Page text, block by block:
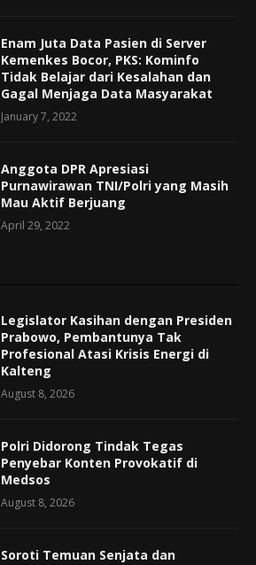
Enam Juta Data Pasien di Server
Kemenkes Bocor, PKS: Kominfo
Tidak Belajar dari Kesalahan dan
Gagal Menjaga Data Masyarakat
January 7, 2022
Anggota DPR Apresiasi
Purnawirawan TNI/Polri yang Masih
Mau Aktif Berjuang
April 29, 2022
Legislator Kasihan dengan Presiden
Prabowo, Pembantunya Tak
Profesional Atasi Krisis Energi di
Kalteng
August 8, 2026
Polri Didorong Tindak Tegas
Penyebar Konten Provokatif di
Medsos
August 8, 2026
Soroti Temuan Senjata dan